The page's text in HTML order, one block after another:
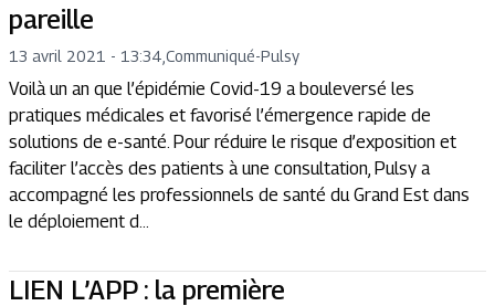
pareille
13 avril 2021 - 13:34 Communiqué-Pulsy
Voilà un an que l’épidémie Covid-19 a bouleversé les
pratiques médicales et favorisé l’émergence rapide de
solutions de e-santé. Pour réduire le risque d’exposition et
faciliter l’accès des patients à une consultation, Pulsy a
accompagné les professionnels de santé du Grand Est dans
le déploiement d...
LIEN L’APP : la première